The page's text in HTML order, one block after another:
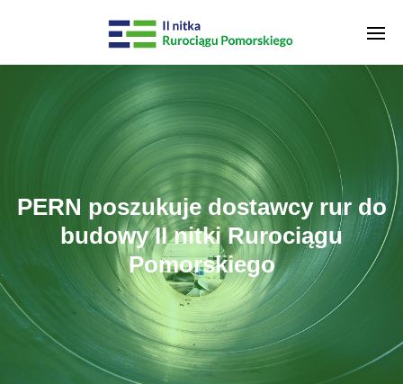
PERN poszukuje dostawcy rur do
budowy II nitki Rurociągu
Pomorskiego